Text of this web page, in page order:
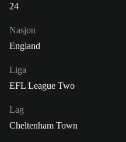
24
Nasjon
England
Liga
EFL League Two
Lag
Cheltenham Town